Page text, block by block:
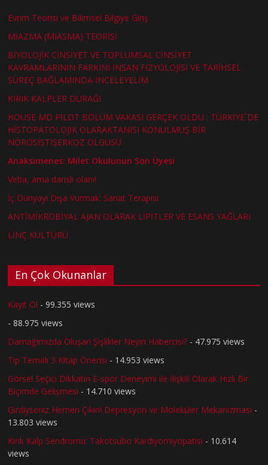
Evrim Teorisi ve Bilimsel Bilgiye Giriş
MİAZMA (MIASMA) TEORİSİ
BİYOLOJİK CİNSİYET VE TOPLUMSAL CİNSİYET
KAVRAMLARININ FARKINI İNSAN FİZYOLOJİSİ VE TARİHSEL
SÜREÇ BAĞLAMINDA İNCELEYELİM
KIRIK KALPLER DURAĞI
HOUSE MD PİLOT BÖLÜM VAKASI GERÇEK OLDU : TÜRKİYE´DE
HİSTOPATOLOJİK OLARAKTANISI KONULMUŞ BİR
NÖROSİSTİSERKOZ OLGUSU
Anaksimenes: Milet Okulunun Son Üyesi
Veba, ama danslı olanı!
İç Dünyayı Dışa Vurmak: Sanat Terapisi
ANTİMİKROBİYAL AJAN OLARAK LİPİTLER VE ESANS YAĞLARI
LİNÇ KÜLTÜRÜ
En Çok Okunanlar
Kayıt Ol - 99.355 views
- 88.975 views
Damağımızda Oluşan Şişlikler Neyin Habercisi? - 47.975 views
Tıp Temalı 3 Kitap Önerisi - 14.953 views
Görsel Seçici Dikkatin E-spor Deneyimi ile İlişkili Olarak Hızlı Bir
Biçimde Gelişmesi - 14.710 views
Girdiyseniz Hemen Çıkın! Depresyon ve Moleküler Mekanizması -
13.803 views
Kırık Kalp Sendromu: Takotsubo Kardiyomiyopatisi - 10.614
views